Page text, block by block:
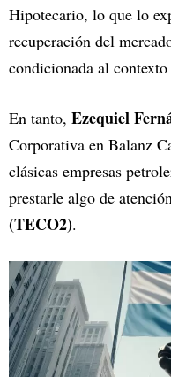
Hipotecario, lo que lo
recuperación del
condicionada al contexto
En tanto, Ezequiel
Corporativa en Balanz
clásicas empresas
prestarle algo de
(TECO2).